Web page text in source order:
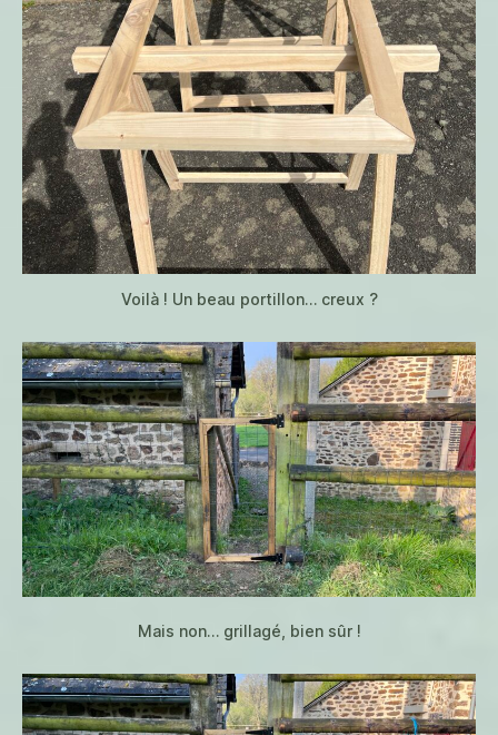
Voilà ! Un beau portillon… creux ?
Mais non… grillagé, bien sûr !